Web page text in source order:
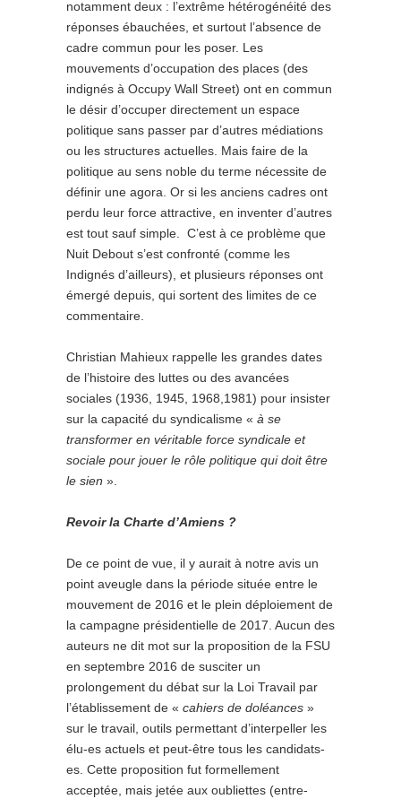
notamment deux : l’extrême hétérogénéité des
réponses ébauchées, et surtout l’absence de
cadre commun pour les poser. Les
mouvements d’occupation des places (des
indignés à Occupy Wall Street) ont en commun
le désir d’occuper directement un espace
politique sans passer par d’autres médiations
ou les structures actuelles. Mais faire de la
politique au sens noble du terme nécessite de
définir une agora. Or si les anciens cadres ont
perdu leur force attractive, en inventer d’autres
est tout sauf simple. C’est à ce problème que
Nuit Debout s’est confronté (comme les
Indignés d’ailleurs), et plusieurs réponses ont
émergé depuis, qui sortent des limites de ce
commentaire.
Christian Mahieux rappelle les grandes dates
de l’histoire des luttes ou des avancées
sociales (1936, 1945, 1968,1981) pour insister
sur la capacité du syndicalisme « à se
transformer en véritable force syndicale et
sociale pour jouer le rôle politique qui doit être
le sien ».
Revoir la Charte d’Amiens ?
De ce point de vue, il y aurait à notre avis un
point aveugle dans la période située entre le
mouvement de 2016 et le plein déploiement de
la campagne présidentielle de 2017. Aucun des
auteurs ne dit mot sur la proposition de la FSU
en septembre 2016 de susciter un
prolongement du débat sur la Loi Travail par
l’établissement de « cahiers de doléances »
sur le travail, outils permettant d’interpeller les
élu-es actuels et peut-être tous les candidats-
es. Cette proposition fut formellement
acceptée, mais jetée aux oubliettes (entre-